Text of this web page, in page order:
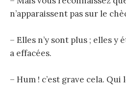
n’apparaissent pas sur le
– Elles n’y sont plus ; elles y
a effacées.
– Hum ! c’est grave cela.